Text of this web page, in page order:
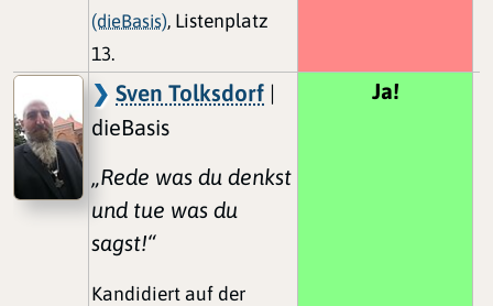
(dieBasis), Listenplatz
13.
Sven Tolksdorf |
dieBasis
„Rede was du denkst
und tue was du
sagst!“
Kandidiert auf der
Ja!